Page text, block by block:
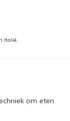
Italië.
om eten